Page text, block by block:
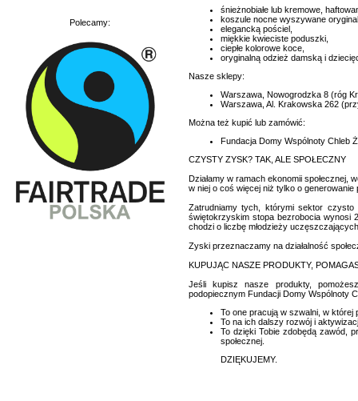
Polecamy:
śnieżnobiałe lub kremowe,
koszule nocne wyszywane
elegancką pościel,
miękkie kwieciste poduszki,
ciepłe kolorowe koce,
oryginalną odzież damską i
Nasze sklepy:
Warszawa, Nowogrodzka 8 (róg
Warszawa, Al. Krakowska 262
Można też kupić lub zamówić:
Fundacja Domy Wspólnoty Chleb
CZYSTY ZYSK? TAK, ALE SPOŁECZNY
Działamy w ramach ekonomii społecznej,
w niej o coś więcej niż tylko o generowanie
Zatrudniamy tych, którymi sektor czysto
świętokrzyskim stopa bezrobocia wynosi
chodzi o liczbę młodzieży
Zyski przeznaczamy na działalność
KUPUJĄC NASZE PRODUKTY,
Jeśli kupisz nasze produkty,
podopiecznym Fundacji Domy Wspólnoty
To one pracują w szwalni, w której
To na ich dalszy rozwój i
To dzięki Tobie zdobędą zawód,
społecznej.
DZIĘKUJEMY.